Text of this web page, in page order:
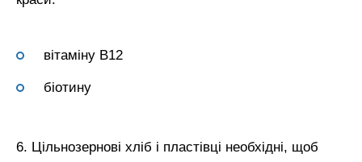
вітаміну В12
біотину
6. Цільнозернові хліб і пластівці необхідні, щоб